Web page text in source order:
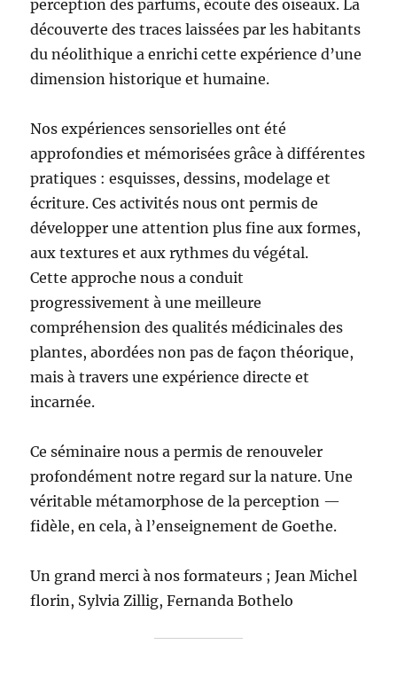
perception des parfums, écoute des oiseaux. La
découverte des traces laissées par les habitants
du néolithique a enrichi cette expérience d’une
dimension historique et humaine.
Nos expériences sensorielles ont été
approfondies et mémorisées grâce à différentes
pratiques : esquisses, dessins, modelage et
écriture. Ces activités nous ont permis de
développer une attention plus fine aux formes,
aux textures et aux rythmes du végétal.
Cette approche nous a conduit
progressivement à une meilleure
compréhension des qualités médicinales des
plantes, abordées non pas de façon théorique,
mais à travers une expérience directe et
incarnée.
Ce séminaire nous a permis de renouveler
profondément notre regard sur la nature. Une
véritable métamorphose de la perception —
fidèle, en cela, à l’enseignement de Goethe.
Un grand merci à nos formateurs ; Jean Michel
florin, Sylvia Zillig, Fernanda Bothelo